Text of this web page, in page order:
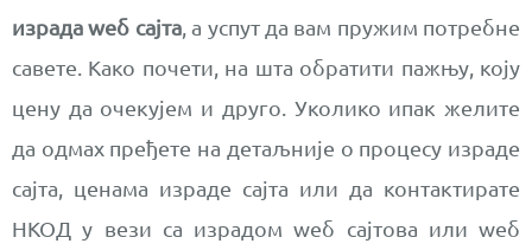
израда wеб сајта, а успут да вам пружим потребне
савете. Како почети, на шта обратити пажњу, коју
цену да очекујем и друго. Уколико ипак желите
да одмах пређете на детаљније о процесу израде
сајта, ценама израде сајта или да контактирате
НКОД у вези са израдом wеб сајтова или wеб